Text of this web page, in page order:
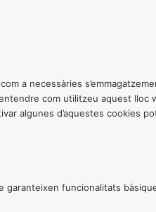
a necessàries
com utilitzeu aquest lloc
algunes d’aquestes cookies
funcionalitats